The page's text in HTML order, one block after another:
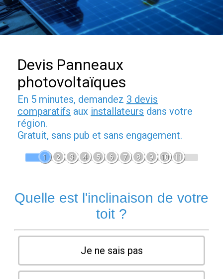
Devis Panneaux
photovoltaïques
En 5 minutes, demandez 3 devis
comparatifs aux installateurs dans votre
région.
Gratuit, sans pub et sans engagement.
1 2 3 4 5 6 7 8 9 10 11
Quelle est l'inclinaison de votre
toit ?
Je ne sais pas